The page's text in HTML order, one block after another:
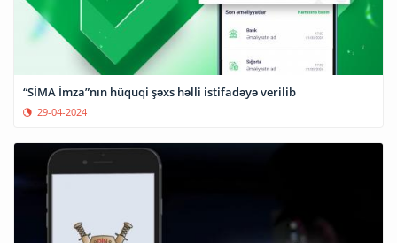
“SİMA İmza”nın hüquqi şəxs həlli istifadəyə verilib
29-04-2024